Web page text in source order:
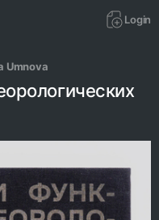
Login
Umnova